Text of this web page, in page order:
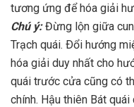
tương ứng để hóa giải
Chú ý:Đừng lộn giữa
Trạch quái. Ðổi hướng
hóa giải duy nhất cho
quái trước cửa cũng có
chính. Hậu thiên Bát